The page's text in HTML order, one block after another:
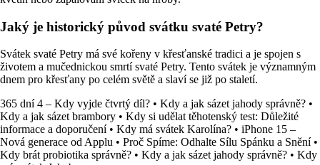
Jaký je historický původ svátku svaté Petry?
Svátek svaté Petry má své kořeny v křesťanské tradici a je spojen s
životem a mučednickou smrtí svaté Petry. Tento svátek je významným
dnem pro křesťany po celém světě a slaví se již po staletí.
365 dní 4 – Kdy vyjde čtvrtý díl? • Kdy a jak sázet jahody správně? •
Kdy a jak sázet brambory • Kdy si udělat těhotenský test: Důležité
informace a doporučení• Kdy má svátek Karolína? • iPhone 15 –
Nová generace od Applu • Proč Spíme: Odhalte Sílu Spánku a Snění•
Kdy brát probiotika správně? • Kdy a jak sázet jahody správně? • Kdy